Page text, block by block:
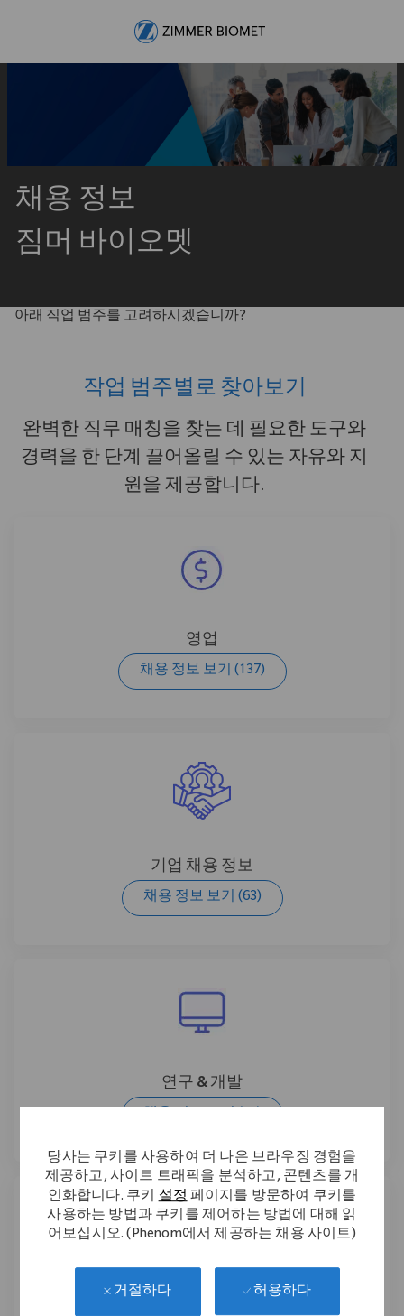
당사는 쿠키를 사용하여 더 나은 브라우징 경험을
제공하고, 사이트 트래픽을 분석하고, 콘텐츠를 개
인화합니다. 쿠키설정페이지를 방문하여 쿠키를
사용하는 방법과 쿠키를 제어하는 방법에 대해 읽
어보십시오. (Phenom에서 제공하는 채용 사이트)
거절하다 허용하다
채용 정보
짐머 바이오멧
아래 직업 범주를 고려하시겠습니까?
작업 범주별로 찾아보기
완벽한 직무 매칭을 찾는 데 필요한 도구와
경력을 한 단계 끌어올릴 수 있는 자유와 지
원을 제공합니다.
영업
채용 정보 보기 (137)
기업 채용 정보
채용 정보 보기 (63)
연구 & 개발